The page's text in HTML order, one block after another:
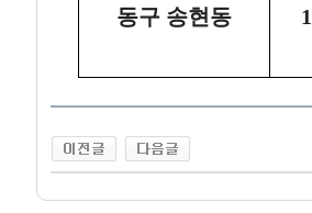
동구 송현동